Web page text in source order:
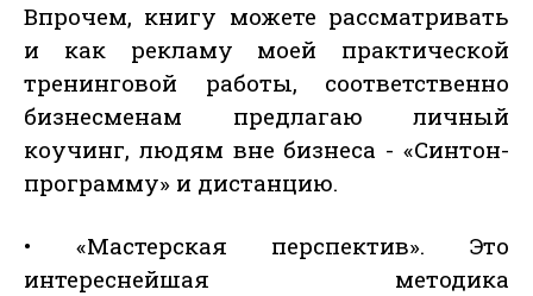
Впрочем, книгу можете рассматривать
и как рекламу моей практической
тренинговой работы, соответственно
бизнесменам предлагаю личный
коучинг, людям вне бизнеса - «Синтон-
программу» и дистанцию.
• «Мастерская перспектив». Это
интереснейшая методика